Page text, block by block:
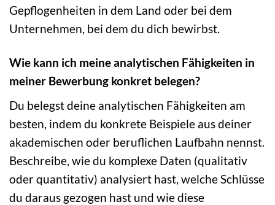
Gepflogenheiten in dem Land oder bei dem
Unternehmen, bei dem du dich bewirbst.
Wie kann ich meine analytischen Fähigkeiten in
meiner Bewerbung konkret belegen?
Du belegst deine analytischen Fähigkeiten am
besten, indem du konkrete Beispiele aus deiner
akademischen oder beruflichen Laufbahn nennst.
Beschreibe, wie du komplexe Daten (qualitativ
oder quantitativ) analysiert hast, welche Schlüsse
du daraus gezogen hast und wie diese